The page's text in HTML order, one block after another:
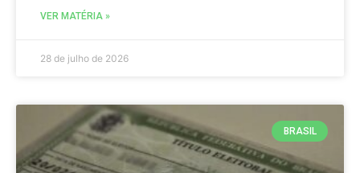
VER MATÉRIA »
28 de julho de 2026
BRASIL